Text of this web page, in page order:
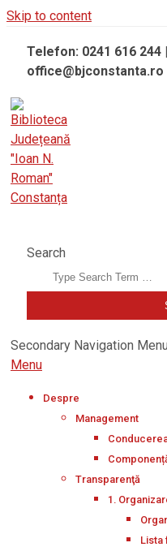
Skip to content
Telefon: 0241 616 244
office@bjconstanta.ro
Search
Secondary Navigation Menu
Menu
Despre
Management
Transparenţă
1.
Lista